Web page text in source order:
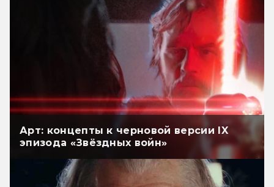
Арт: концепты к черновой версии IX
эпизода «Звёздных войн»